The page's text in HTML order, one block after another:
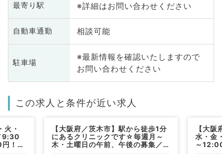
最寄り駅 ※詳細はお問い合わせください
自動車通勤 相談可能
駐車場
※最新情報を確認いたしますので
お問い合わせください
この求人と条件が近い求人
火・
9:30
！駅
【大阪府／茨木市】駅から徒歩1分
にあるクリニックです☆毎週月～
木・土曜日の午前、午後の募集／他
【大
水・金
～